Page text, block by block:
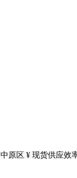
原区 ¥ 现货供应